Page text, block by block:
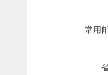
常用